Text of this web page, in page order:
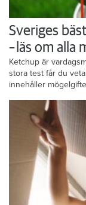
Sveriges
– läs om alla
Ketchup är
stora test får du
innehåller